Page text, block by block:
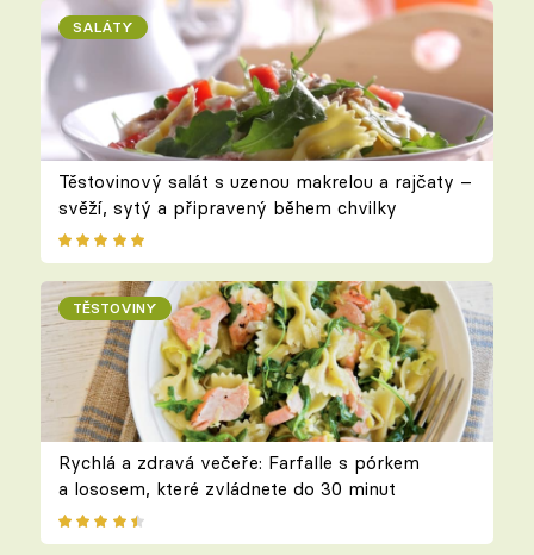
SALÁTY
Těstovinový salát s uzenou makrelou a rajčaty –
svěží, sytý a připravený během chvilky
TĚSTOVINY
Rychlá a zdravá večeře: Farfalle s pórkem
a lososem, které zvládnete do 30 minut